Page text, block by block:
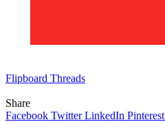
Flipboard Threads
Share
Facebook Twitter LinkedIn Pinterest